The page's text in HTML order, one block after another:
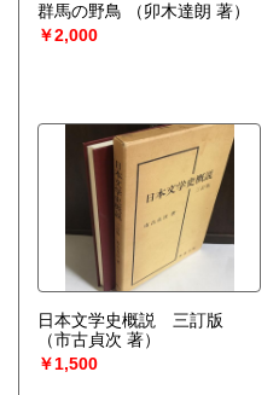
群馬の野鳥
（卯木達朗 著）
￥2,000
日本文学史概説 三訂版
（市古貞次 著）
￥1,500